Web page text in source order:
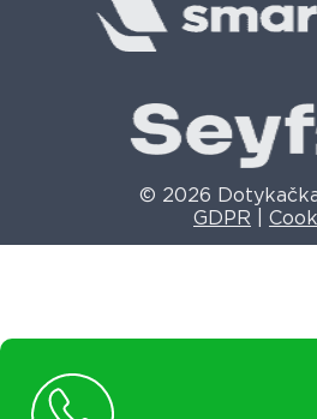
© 2026 Dotykačka
GDPR